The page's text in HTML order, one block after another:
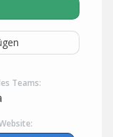
Teams: